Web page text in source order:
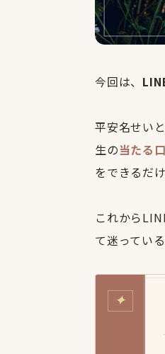
今回は、
平安名せい
生の当たる
をできるだ
これから
て迷ってい
✦